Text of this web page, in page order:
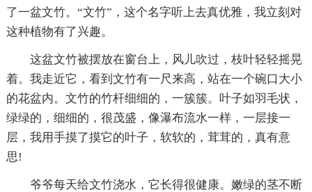
了一盆文竹。“文竹”，这个名字听上去真优雅，我立刻对
这种植物有了兴趣。
这盆文竹被摆放在窗台上，风儿吹过，枝叶轻轻摇晃
着。我走近它，看到文竹有一尺来高，站在一个碗口大小
的花盆内。文竹的竹杆细细的，一簇簇。叶子如羽毛状，
绿绿的，细细的，很茂盛，像瀑布流水一样，一层接一
层，我用手摸了摸它的叶子，软软的，茸茸的，真有意
思!
爷爷每天给文竹浇水，它长得很健康。嫩绿的茎不断